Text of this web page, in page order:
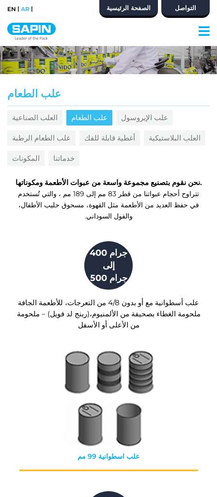
EN | AR | الصفحة الرئيسية التواصل
العلب الصناعية علب الطعام
علب الطعام
علب الإيروسول
علب الطعام الرطبة أغطية قابلة للفك العلب البلاستيكية
المكونات خدماتنا
نحن نقوم بتصنيع مجموعة واسعة من عبوات الأطعمة ومكوناتها.
تتراوح أحجام عبواتنا من قطر 83 مم إلى 189 مم ، والتي تُستخدم
في حفظ العديد من الأطعمة مثل القهوة، مسحوق حليب الأطفال،
والفول السوداني.
400 جرام
إلى
500 جرام
علب أسطوانية مع أو بدون 4/8 من التعرجات، للأطعمة الجافة
ملحومة الغطاء بصحيفة من الألمنيوم،(رينج لد فويل) – ملحومة
من الأعلى أو الأسفل
علب اسطوانية 99 مم